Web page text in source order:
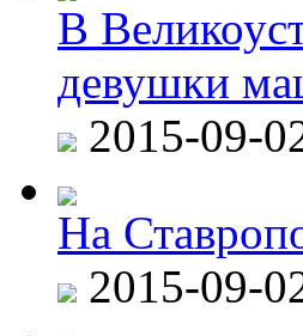
В
девушки
2015-09-
На
2015-09-